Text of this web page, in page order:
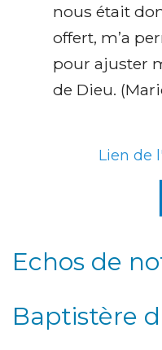
nous était
offert, m’a
pour ajuster
de Dieu.
Lien de
Echos de
Baptistère